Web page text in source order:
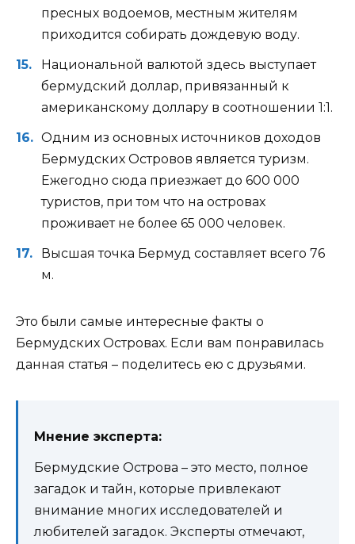
пресных водоемов, местным жителям
приходится собирать дождевую воду.
Национальной валютой здесь выступает
бермудский доллар, привязанный к
американскому доллару в соотношении 1:1.
Одним из основных источников доходов
Бермудских Островов является туризм.
Ежегодно сюда приезжает до 600 000
туристов, при том что на островах
проживает не более 65 000 человек.
Высшая точка Бермуд составляет всего 76
м.
Это были самые интересные факты о
Бермудских Островах. Если вам понравилась
данная статья – поделитесь ею с друзьями.
Мнение эксперта:
Бермудские Острова – это место, полное
загадок и тайн, которые привлекают
внимание многих исследователей и
любителей загадок. Эксперты отмечают,